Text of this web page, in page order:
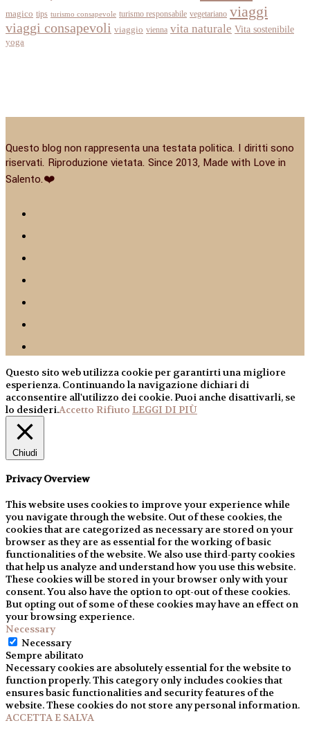
magico tips turismo consapevole turismo responsabile vegetariano viaggi
viaggi consapevoli viaggio vienna vita naturale Vita sostenibile
yoga
Questo blog non rappresenta una testata politica. I diritti sono
riservati. Riproduzione vietata. Since 2013, Made with Love in
Salento.❤️
Questo sito web utilizza cookie per garantirti una migliore
esperienza. Continuando la navigazione dichiari di
acconsentire all'utilizzo dei cookie. Puoi anche disattivarli, se
lo desideri.Accetto Rifiuto LEGGI DI PIÙ
Chiudi
Privacy Overview
This website uses cookies to improve your experience while
you navigate through the website. Out of these cookies, the
cookies that are categorized as necessary are stored on your
browser as they are as essential for the working of basic
functionalities of the website. We also use third-party cookies
that help us analyze and understand how you use this website.
These cookies will be stored in your browser only with your
consent. You also have the option to opt-out of these cookies.
But opting out of some of these cookies may have an effect on
your browsing experience.
Necessary
Necessary
Sempre abilitato
Necessary cookies are absolutely essential for the website to
function properly. This category only includes cookies that
ensures basic functionalities and security features of the
website. These cookies do not store any personal information.
ACCETTA E SALVA